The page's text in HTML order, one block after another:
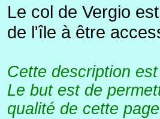
Le col de Vergio
de l'île à être
Cette description
Le but est de
qualité de cette